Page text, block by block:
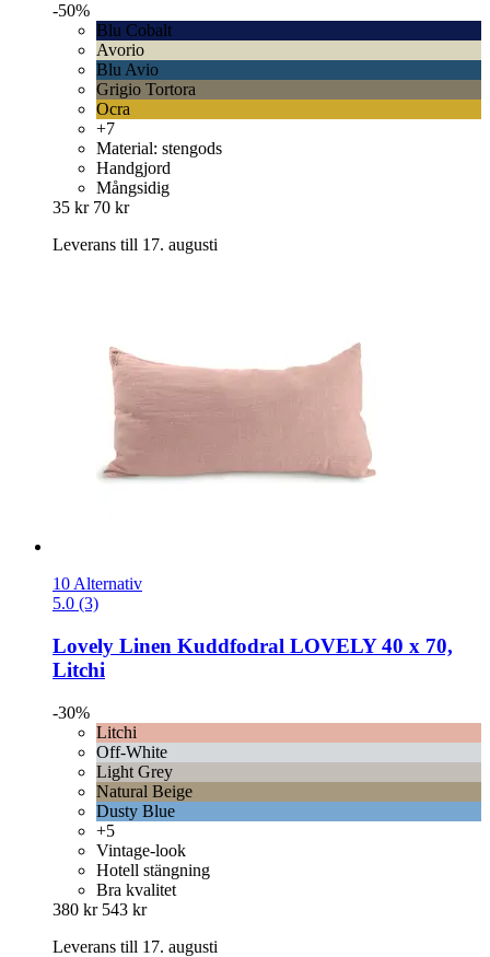
-50%
Blu Cobalt
Avorio
Blu Avio
Grigio Tortora
Ocra
+7
Material: stengods
Handgjord
Mångsidig
35 kr 70 kr
Leverans till 17. augusti
10 Alternativ
5.0 (3)
Lovely Linen Kuddfodral LOVELY 40 x 70,
Litchi
-30%
Litchi
Off-White
Light Grey
Natural Beige
Dusty Blue
+5
Vintage-look
Hotell stängning
Bra kvalitet
380 kr 543 kr
Leverans till 17. augusti